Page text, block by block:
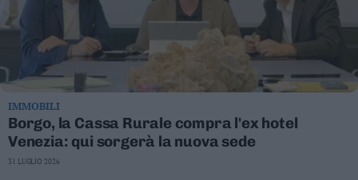
Newsletter
Bazar
Casa
Radio
IMMOBILI
Borgo, la Cassa Rurale compra l'ex hotel
Venezia: qui sorgerà la nuova sede
31 LUGLIO 2026